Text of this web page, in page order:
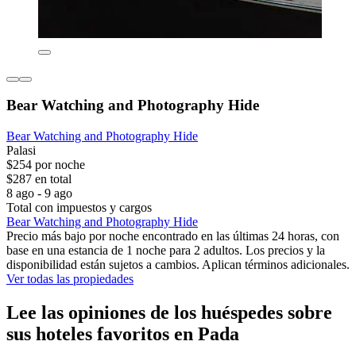
Bear Watching and Photography Hide
Bear Watching and Photography Hide
Palasi
$254 por noche
$287 en total
8 ago - 9 ago
Total con impuestos y cargos
Bear Watching and Photography Hide
Precio más bajo por noche encontrado en las últimas 24 horas, con
base en una estancia de 1 noche para 2 adultos. Los precios y la
disponibilidad están sujetos a cambios. Aplican términos adicionales.
Ver todas las propiedades
Lee las opiniones de los huéspedes sobre
sus hoteles favoritos en Pada